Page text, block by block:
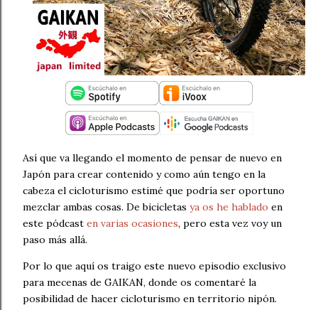
Así que va llegando el momento de pensar de nuevo en
Japón para crear contenido y como aún tengo en la
cabeza el cicloturismo estimé que podría ser oportuno
mezclar ambas cosas. De bicicletas ya os he hablado en
este pódcast en varias ocasiones, pero esta vez voy un
paso más allá.
Por lo que aquí os traigo este nuevo episodio exclusivo
para mecenas de GAIKAN, donde os comentaré la
posibilidad de hacer cicloturismo en territorio nipón.